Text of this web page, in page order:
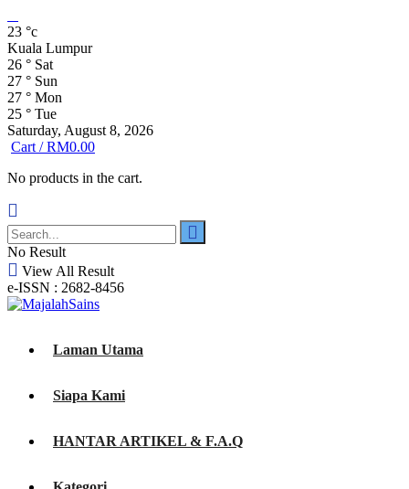
23 °c
Kuala Lumpur
26 ° Sat
27 ° Sun
27 ° Mon
25 ° Tue
Saturday, August 8, 2026
Cart /RM0.00
No products in the cart.
No Result
View All Result
e-ISSN : 2682-8456
Laman Utama
Siapa Kami
HANTAR ARTIKEL & F.A.Q